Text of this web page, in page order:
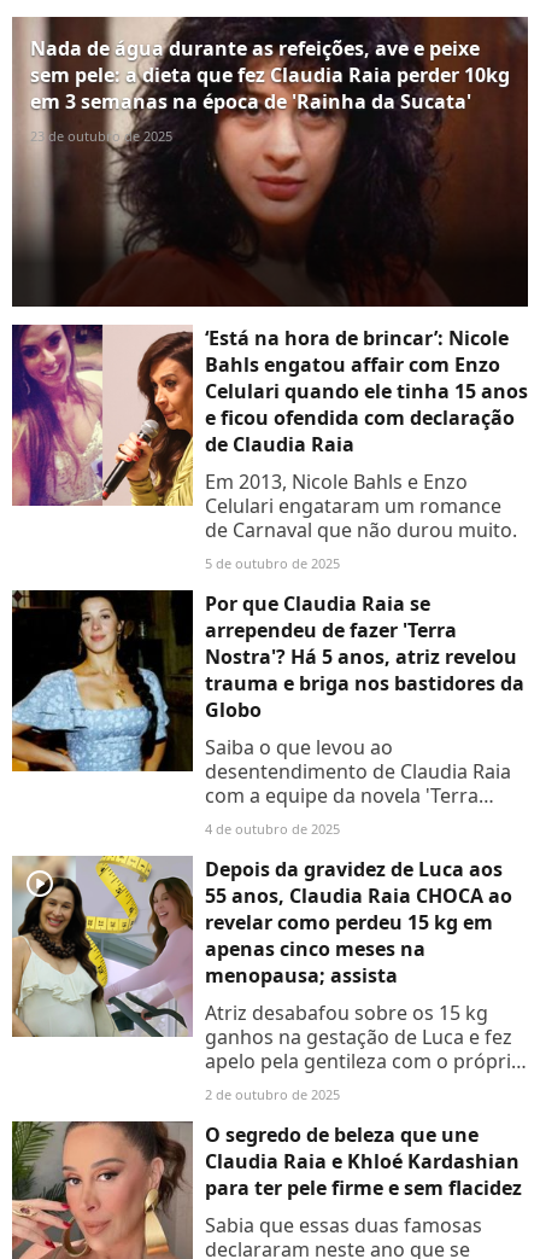
Nada de água durante as refeições, ave e peixe
sem pele: a dieta que fez Claudia Raia perder 10kg
em 3 semanas na época de 'Rainha da Sucata'
23 de outubro de 2025
‘Está na hora de brincar’: Nicole
Bahls engatou affair com Enzo
Celulari quando ele tinha 15 anos
e ficou ofendida com declaração
de Claudia Raia
Em 2013, Nicole Bahls e Enzo
Celulari engataram um romance
de Carnaval que não durou muito.
5 de outubro de 2025
Por que Claudia Raia se
arrependeu de fazer 'Terra
Nostra'? Há 5 anos, atriz revelou
trauma e briga nos bastidores da
Globo
Saiba o que levou ao
desentendimento de Claudia Raia
com a equipe da novela 'Terra
Nostra'
4 de outubro de 2025
player2
Depois da gravidez de Luca aos
55 anos, Claudia Raia CHOCA ao
revelar como perdeu 15 kg em
apenas cinco meses na
menopausa; assista
Atriz desabafou sobre os 15 kg
ganhos na gestação de Luca e fez
apelo pela gentileza com o próprio
corpo na menopausa após
2 de outubro de 2025
O segredo de beleza que une
Claudia Raia e Khloé Kardashian
para ter pele firme e sem flacidez
Sabia que essas duas famosas
declararam neste ano que se